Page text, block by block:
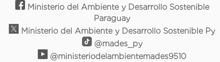
Ministerio del Ambiente y Desarrollo Sostenible
Paraguay
Ministerio del Ambiente y Desarrollo Sostenible Py
@mades_py
@ministeriodelambientemades9510